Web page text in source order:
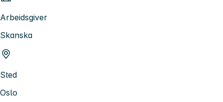
Arbeidsgiver
Skanska
Sted
Oslo